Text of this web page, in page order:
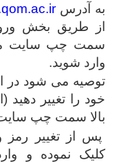
به آدرس
از طریق بخش
سمت چپ سایت
وارد شوید.
توصیه می شود در
خود را تغییر
بالا سمت چپ
پس از تغییر
کلیک نموده و